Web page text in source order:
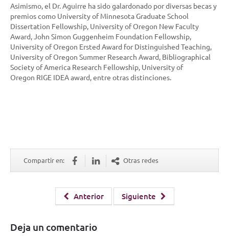
Asimismo, el Dr. Aguirre ha sido galardonado por diversas becas y
premios como University of Minnesota Graduate School
Dissertation Fellowship, University of Oregon New Faculty
Award, John Simon Guggenheim Foundation Fellowship,
University of Oregon Ersted Award for Distinguished Teaching,
University of Oregon Summer Research Award, Bibliographical
Society of America Research Fellowship, University of
Oregon RIGE IDEA award, entre otras distinciones.
Compartir en: Otras redes
Anterior Siguiente
Deja un comentario